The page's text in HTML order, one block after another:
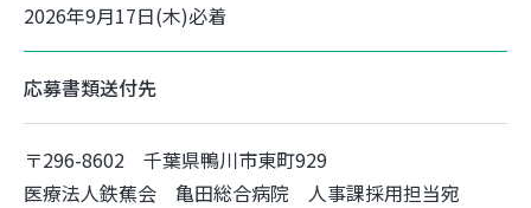
2026年9月17日(木)必着
応募書類送付先
〒296-8602 千葉県鴨川市東町929
医療法人鉄蕉会 亀田総合病院 人事課採用担当宛